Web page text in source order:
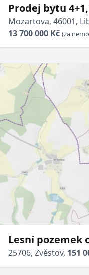
Prodej bytu
Liberec - Staré
Mozartova, 46001,
13 700 000 Kč (za
Lesní pozemek
1/1, katastrální
Zvěstov, obec s
25706, Zvěstov, 151